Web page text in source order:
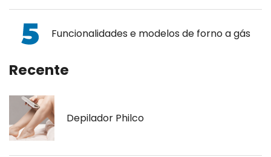
Funcionalidades e modelos de forno a gás
Recente
Depilador Philco